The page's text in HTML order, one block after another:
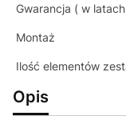
Gwarancja ( w
Montaż
Ilość elementów
Opis